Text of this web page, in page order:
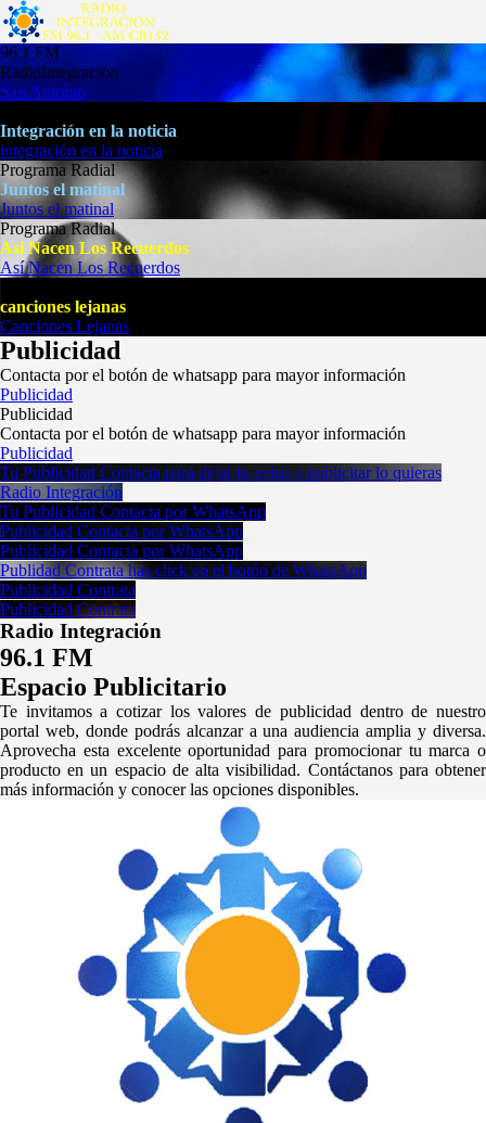
96.1 FM
RadioIntegración
San Antonio
Integración en la noticia
integración en la noticia
Programa Radial
Juntos el matinal
Juntos el matinal
Programa Radial
Así Nacen Los Recuerdos
Así Nacen Los Recuerdos
canciones lejanas
Canciones Lejanas
Publicidad
Contacta por el botón de whatsapp para mayor información
Publicidad
Publicidad
Contacta por el botón de whatsapp para mayor información
Publicidad
Tu Publicidad Contacta para dejar tu aviso o publicitar lo quieras
Radio Integración
Tu Publicidad Contacta por WhatsApp
Publicidad Contacta por WhatsApp
Publicidad Contacta por WhatsApp
Publidad Contrata has click en el botón de WhatsApp
Publicidad Contrata
Publicidad Contrata
Radio Integración
96.1 FM
Espacio Publicitario
Te invitamos a cotizar los valores de publicidad dentro de nuestro
portal web, donde podrás alcanzar a una audiencia amplia y diversa.
Aprovecha esta excelente oportunidad para promocionar tu marca o
producto en un espacio de alta visibilidad. Contáctanos para obtener
más información y conocer las opciones disponibles.